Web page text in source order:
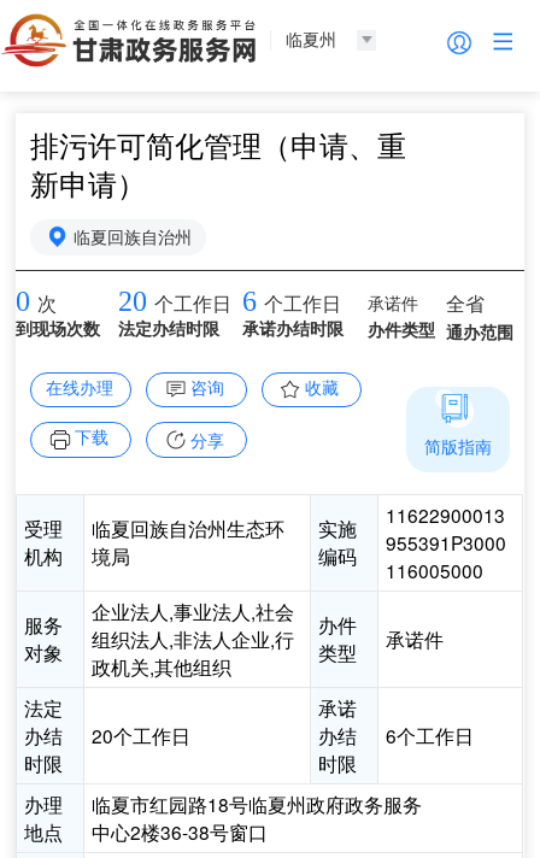
临夏州
排污许可简化管理（申请、重
新申请）
临夏回族自治州
0 次
到现场次数
20 个工作日
法定办结时限
6 个工作日
承诺办结时限
承诺件
办件类型
全省
通办范围
在线办理 咨询 收藏
下载 分享
受理
机构
临夏回族自治州生态环
境局
实施
编码
11622900013
955391P3000
116005000
服务
对象
企业法人,事业法人,社会
组织法人,非法人企业,行
政机关,其他组织
办件
类型
承诺件
法定
办结
时限
20个工作日
承诺
办结
时限
6个工作日
办理
地点
临夏市红园路18号临夏州政府政务服务
中心2楼36-38号窗口
简版指南